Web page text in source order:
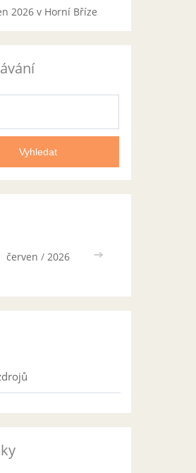
2026 v Horní Bříze
červen / 2026 >>